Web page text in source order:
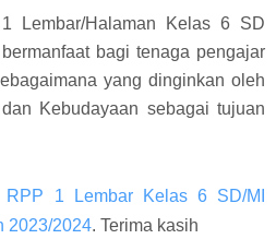
Lembar/Halaman Kelas 6 SD
bagi tenaga pengajar
yang dinginkan oleh
Kebudayaan sebagai tujuan
RPP 1 Lembar Kelas 6 SD/MI
2023/2024. Terima kasih